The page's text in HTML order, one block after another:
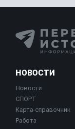
НОВОСТИ
Новости
СПОРТ
Карта-справочник
Работа